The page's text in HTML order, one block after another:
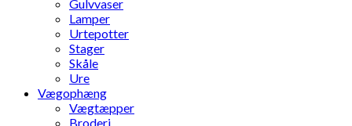
Gulvvaser
Lamper
Urtepotter
Stager
Skåle
Ure
Vægophæng
Vægtæpper
Broderi